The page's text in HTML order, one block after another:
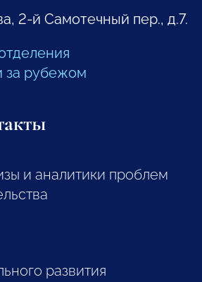
2-й Самотечный пер., д.7.
за рубежом
и аналитики проблем
развития